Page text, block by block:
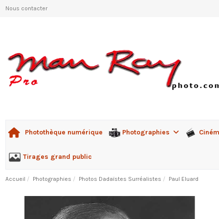
Nous contacter
Photothèque numérique Photographies
Tirages grand public
Accueil Photographies Photos Dadaïstes Surréalistes Paul Eluard